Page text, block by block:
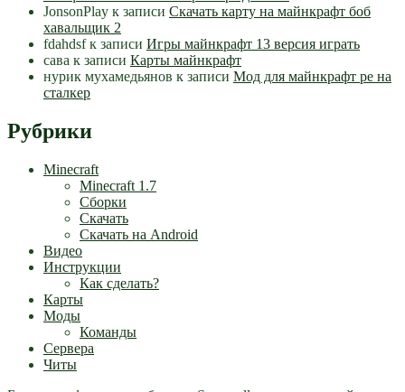
JonsonPlay к записи Скачать карту на майнкрафт боб
хавальщик 2
fdahdsfк записи Игры майнкрафт 13 версия играть
сава к записи Карты майнкрафт
нурик мухамедьянов к записи Мод для майнкрафт pe на
сталкер
Рубрики
Minecraft
Minecraft 1.7
Сборки
Скачать
Скачать на Android
Видео
Инструкции
Как сделать?
Карты
Моды
Команды
Сервера
Читы